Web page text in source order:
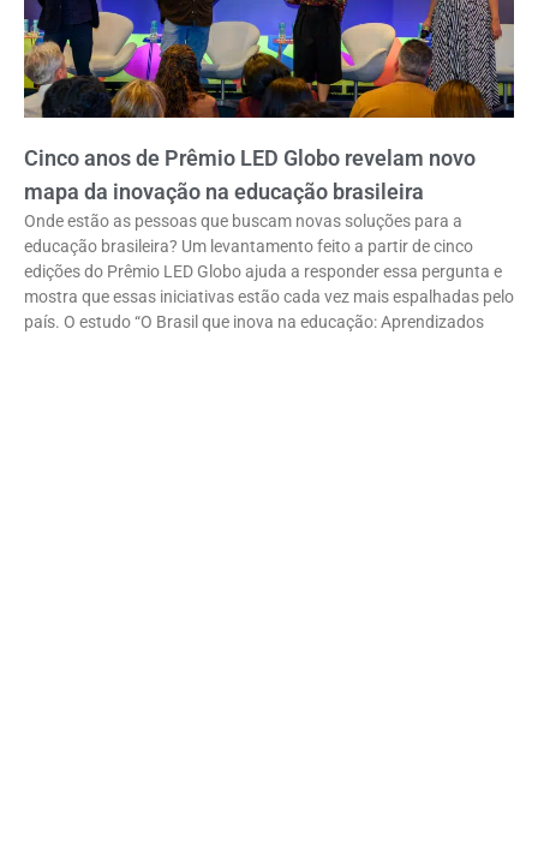
Cinco anos de Prêmio LED Globo revelam novo
mapa da inovação na educação brasileira
Onde estão as pessoas que buscam novas soluções para a
educação brasileira? Um levantamento feito a partir de cinco
edições do Prêmio LED Globo ajuda a responder essa pergunta e
mostra que essas iniciativas estão cada vez mais espalhadas pelo
país. O estudo “O Brasil que inova na educação: Aprendizados